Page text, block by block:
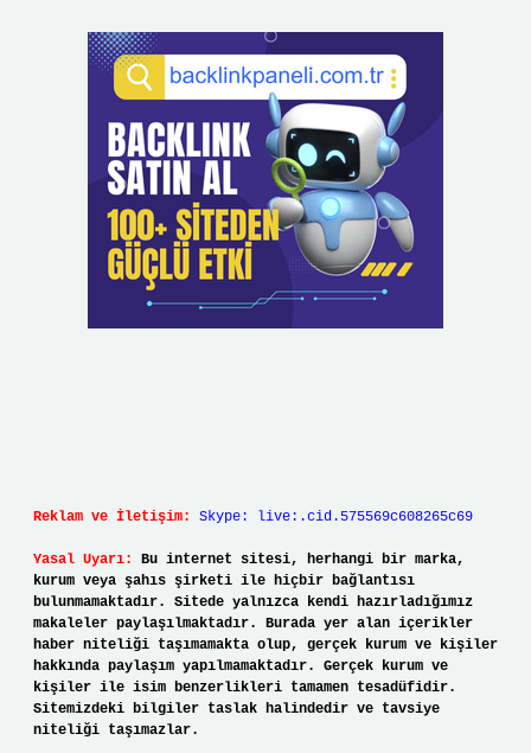
Reklam ve İletişim: Skype: live:.cid.575569c608265c69
Yasal Uyarı:
Bu internet sitesi, herhangi bir marka,
kurum veya şahıs şirketi ile hiçbir bağlantısı
bulunmamaktadır. Sitede yalnızca kendi hazırladığımız
makaleler paylaşılmaktadır. Burada yer alan içerikler
haber niteliği taşımamakta olup, gerçek kurum ve kişiler
hakkında paylaşım yapılmamaktadır. Gerçek kurum ve
kişiler ile isim benzerlikleri tamamen tesadüfidir.
Sitemizdeki bilgiler taslak halindedir ve tavsiye
niteliği taşımazlar.